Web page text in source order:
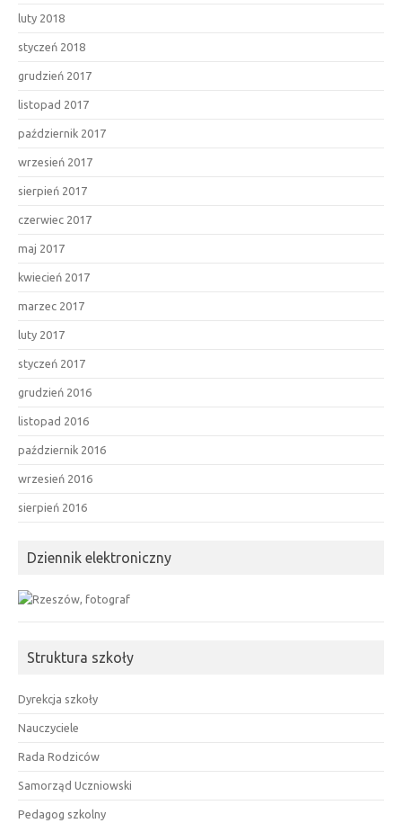
luty 2018
styczeń 2018
grudzień 2017
listopad 2017
październik 2017
wrzesień 2017
sierpień 2017
czerwiec 2017
maj 2017
kwiecień 2017
marzec 2017
luty 2017
styczeń 2017
grudzień 2016
listopad 2016
październik 2016
wrzesień 2016
sierpień 2016
Dziennik elektroniczny
Struktura szkoły
Dyrekcja szkoły
Nauczyciele
Rada Rodziców
Samorząd Uczniowski
Pedagog szkolny